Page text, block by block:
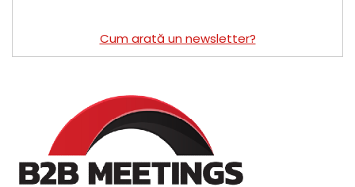
Cum arată un newsletter?